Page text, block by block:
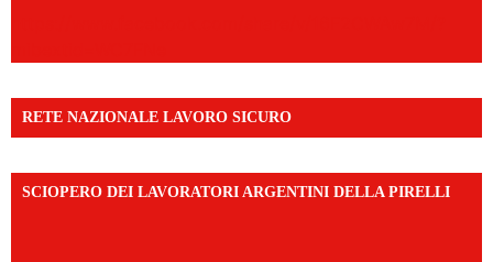
RETE NAZIONALE LAVORO SICURO
SCIOPERO DEI LAVORATORI ARGENTINI DELLA PIRELLI